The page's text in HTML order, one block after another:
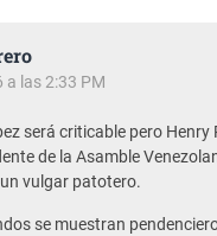
las 2:33 PM
será criticable pero Henry
de la Asamble
un vulgar patotero.
se muestran